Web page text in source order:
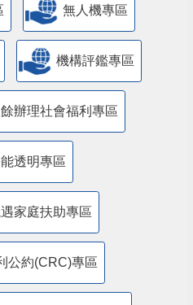
無人機專區
機構評鑑專區
辦理社會福利專區
透明專區
家庭扶助專區
公約(CRC)專區